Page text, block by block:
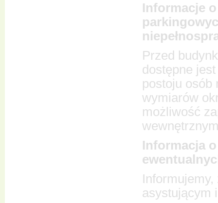
Informacje
Przed
dostępne
postoju osób
wymiarów
możliwość
Informacja
asystującym